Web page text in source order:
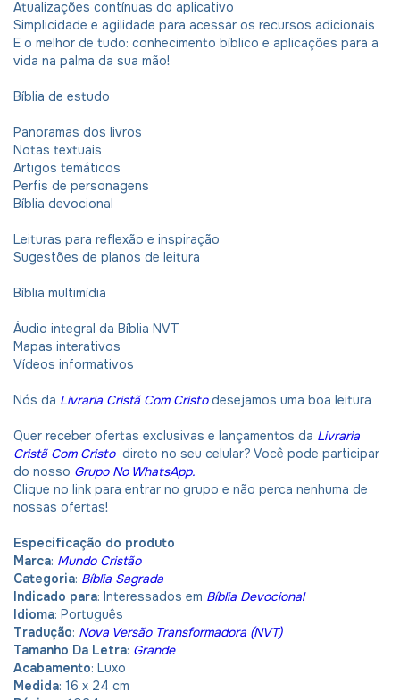
Atualizações contínuas do aplicativo
Simplicidade e agilidade para acessar os recursos adicionais
E o melhor de tudo: conhecimento bíblico e aplicações para a
vida na palma da sua mão!
Bíblia de estudo
Panoramas dos livros
Notas textuais
Artigos temáticos
Perfis de personagens
Bíblia devocional
Leituras para reflexão e inspiração
Sugestões de planos de leitura
Bíblia multimídia
Áudio integral da Bíblia NVT
Mapas interativos
Vídeos informativos
Nós da Livraria Cristã Com Cristodesejamos uma boa leitura
Quer receber ofertas exclusivas e lançamentos da Livraria
Cristã Com Cristo direto no seu celular? Você pode participar
do nosso Grupo No WhatsApp.
Clique no link para entrar no grupo e não perca nenhuma de
nossas ofertas!
Especificação do produto
Marca: Mundo Cristão
Categoria: Bíblia Sagrada
Indicado para: Interessados em Bíblia Devocional
Idioma: Português
Tradução: Nova Versão Transformadora (NVT)
Tamanho Da Letra: Grande
Acabamento: Luxo
Medida: 16 x 24 cm